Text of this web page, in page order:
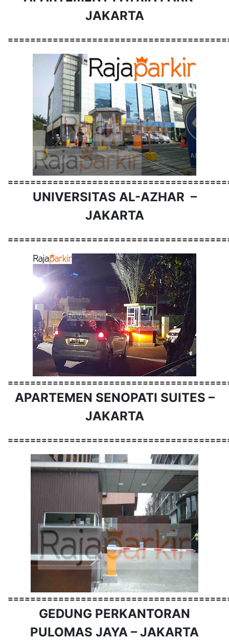
JAKARTA
UNIVERSITAS AL-AZHAR –
JAKARTA
APARTEMEN SENOPATI SUITES –
JAKARTA
GEDUNG PERKANTORAN
PULOMAS JAYA – JAKARTA